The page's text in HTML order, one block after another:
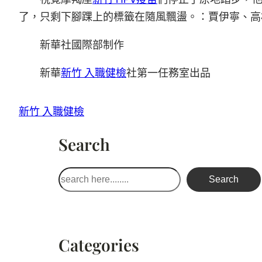
了，只剩下腳踝上的標籤在隨風飄盪。：賈伊寧、
新華社國際部制作
新華新竹 入職健檢社第一任務室出品
新竹 入職健檢
Search
搜
尋
Search
Categories